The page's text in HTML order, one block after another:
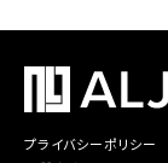
プライバシーポリシー